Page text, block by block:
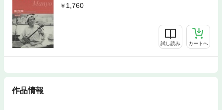
1,760
試し読み カートへ
作品情報